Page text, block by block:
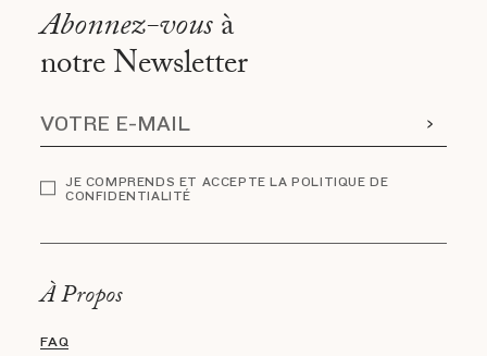
Abonnez-vousà
notre Newsletter
JE COMPRENDS ET ACCEPTE LA POLITIQUE DE
CONFIDENTIALITÉ
À Propos
FAQ